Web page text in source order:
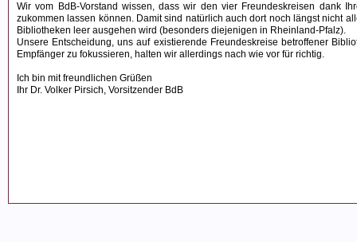
Wir vom BdB-Vorstand wissen, dass wir den vier Freundeskreisen dank
zukommen lassen können. Damit sind natürlich auch dort noch längst nicht
Bibliotheken leer ausgehen wird (besonders diejenigen in Rheinland-Pfalz).
Unsere Entscheidung, uns auf existierende Freundeskreise betroffener
Empfänger zu fokussieren, halten wir allerdings nach wie vor für richtig.
Ich bin mit freundlichen Grüßen
Ihr Dr. Volker Pirsich, Vorsitzender BdB